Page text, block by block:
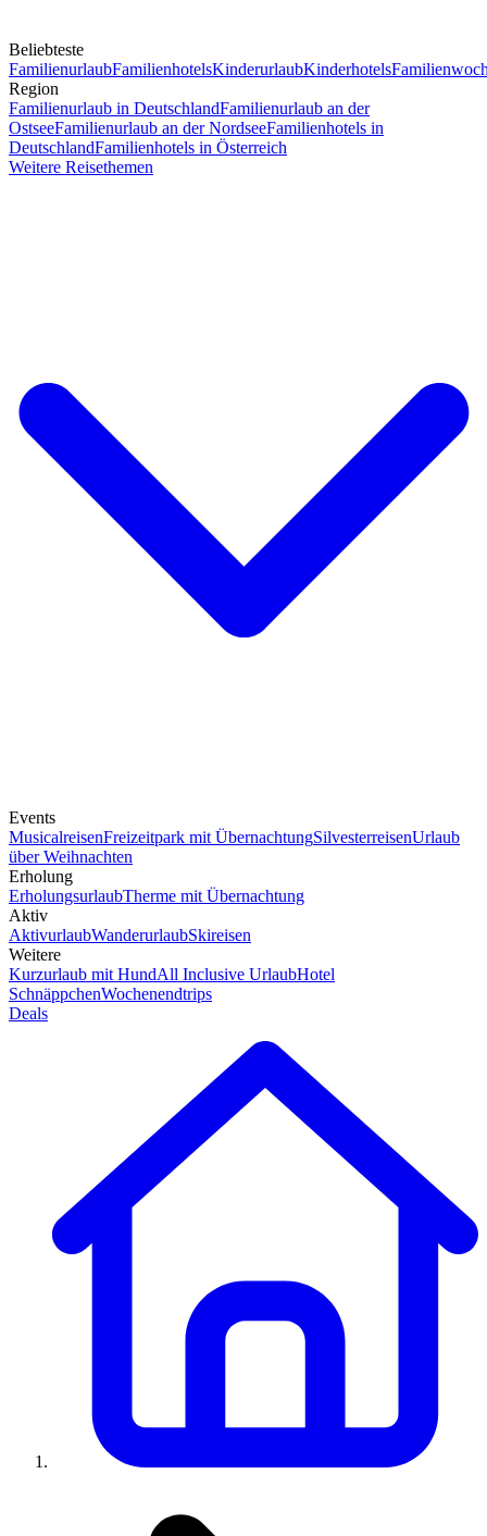
Beliebteste
FamilienurlaubFamilienhotelsKinderurlaubKinderhotels
Region
Familienurlaub in DeutschlandFamilienurlaub an der
OstseeFamilienurlaub an der NordseeFamilienhotels in
DeutschlandFamilienhotels in Österreich
Weitere Reisethemen
Events
MusicalreisenFreizeitpark mit ÜbernachtungSilvesterreisenUrlaub
über Weihnachten
Erholung
ErholungsurlaubTherme mit Übernachtung
Aktiv
AktivurlaubWanderurlaubSkireisen
Weitere
Kurzurlaub mit HundAll Inclusive UrlaubHotel
SchnäppchenWochenendtrips
Deals